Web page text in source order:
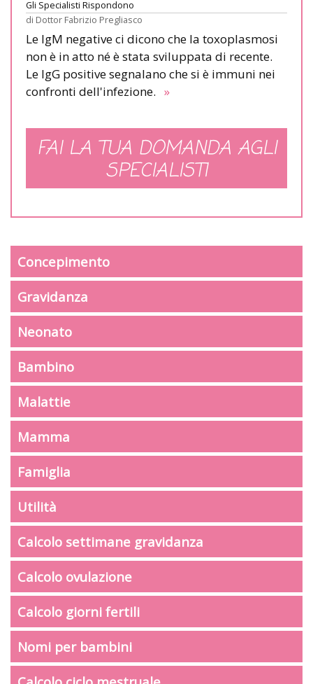
Gli Specialisti Rispondono
di Dottor Fabrizio Pregliasco
Le IgM negative ci dicono che la toxoplasmosi
non è in atto né è stata sviluppata di recente.
Le IgG positive segnalano che si è immuni nei
confronti dell'infezione. »
FAI LA TUA DOMANDA AGLI
SPECIALISTI
Concepimento
Gravidanza
Neonato
Bambino
Malattie
Mamma
Famiglia
Utilità
Calcolo settimane gravidanza
Calcolo ovulazione
Calcolo giorni fertili
Nomi per bambini